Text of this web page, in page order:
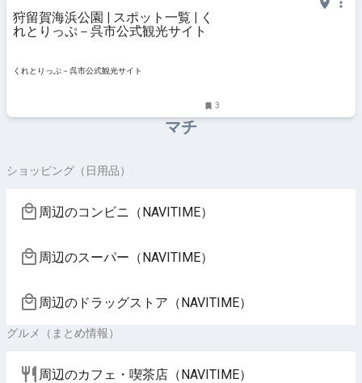
狩留賀海浜公園 | スポット一覧 | く
れとりっぷ－呉市公式観光サイト
くれとりっぷ－呉市公式観光サイト
3
マチ
ショッピング（日用品）
周辺のコンビニ（NAVITIME）
周辺のスーパー（NAVITIME）
周辺のドラッグストア（NAVITIME）
グルメ（まとめ情報）
周辺のカフェ・喫茶店（NAVITIME）